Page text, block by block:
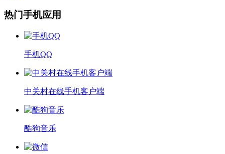
热门手机应用
手机QQ
中关村在线手机客户端
酷狗音乐